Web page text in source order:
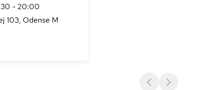
- 20:00
103, Odense M